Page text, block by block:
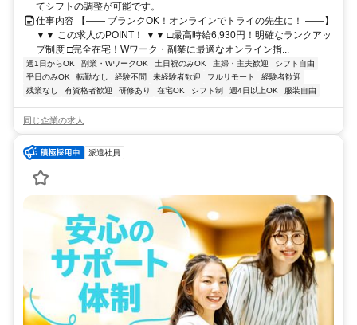
てシフトの調整が可能です。
仕事内容 【―― ブランクOK！オンラインでトライの先生に！ ――】
▼▼ この求人のPOINT！ ▼▼ □最高時給6,930円！明確なランクアッ
プ制度 □完全在宅！Wワーク・副業に最適なオンライン指...
週1日からOK 副業・WワークOK 土日祝のみOK 主婦・主夫歓迎
シフト自由
平日のみOK
転勤なし 経験不問 未経験者歓迎 フルリモート
経験者歓迎
残業なし
有資格者歓迎 研修あり 在宅OK シフト制 週4日以上OK 服装自由
同じ企業の求人
派遣社員